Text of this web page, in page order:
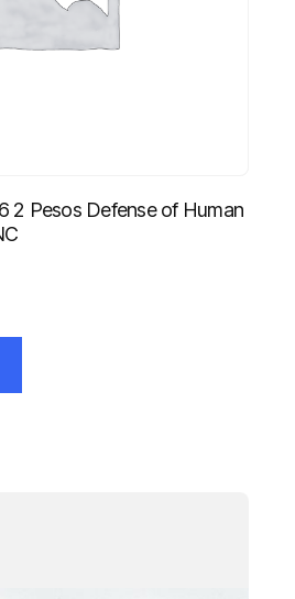
2 Pesos Defense of Human